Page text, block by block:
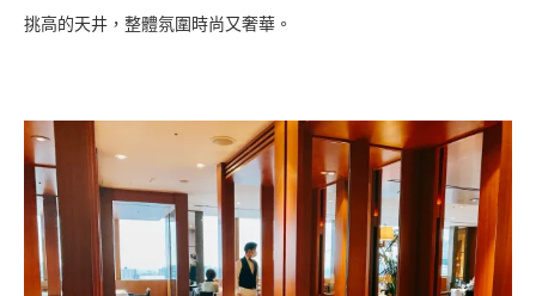
挑高的天井，整體氛圍時尚又奢華。